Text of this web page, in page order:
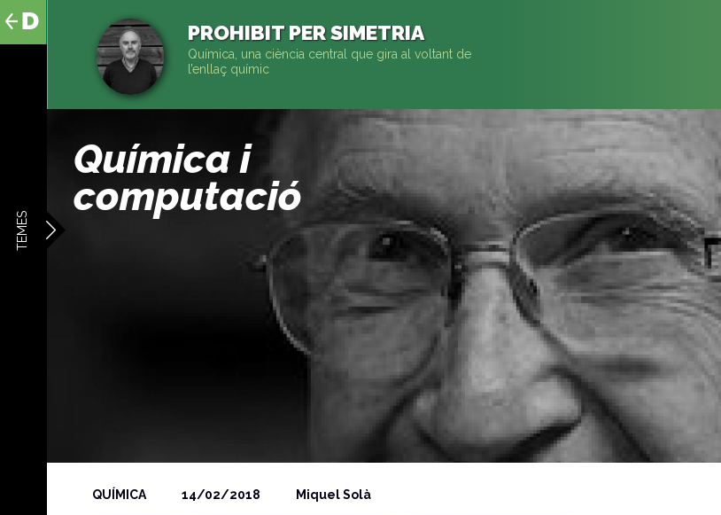
contingut
TEMES
PROHIBIT PER SIMETRIA
Química, una ciència central que gira al voltant de
l’enllaç químic
Química i
computació
QUÍMICA 14/02/2018 Miquel Solà